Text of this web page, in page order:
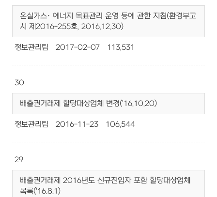
온실가스· 에너지 목표관리 운영 등에 관한 지침(환경부고
시 제2016-255호, 2016.12.30)
정보관리팀 2017-02-07 113,531
30
배출권거래제 할당대상업체 변경('16.10.20)
정보관리팀 2016-11-23 106,544
29
배출권거래제 2016년도 신규진입자 포함 할당대상업체
목록('16.8.1)